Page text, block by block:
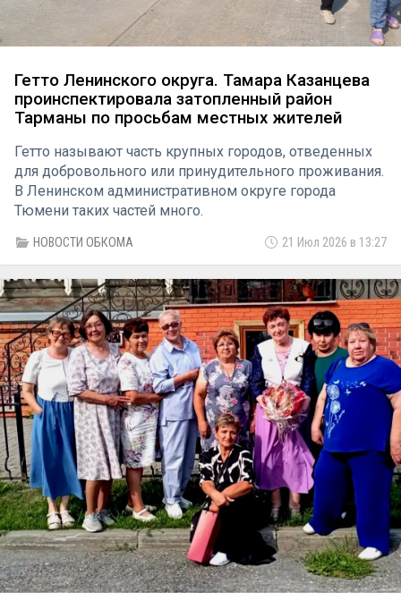
Гетто Ленинского округа. Тамара Казанцева
проинспектировала затопленный район
Тарманы по просьбам местных жителей
Гетто называют часть крупных городов, отведенных
для добровольного или принудительного проживания.
В Ленинском административном округе города
Тюмени таких частей много.
НОВОСТИ ОБКОМА 21 Июл 2026 в 13:27